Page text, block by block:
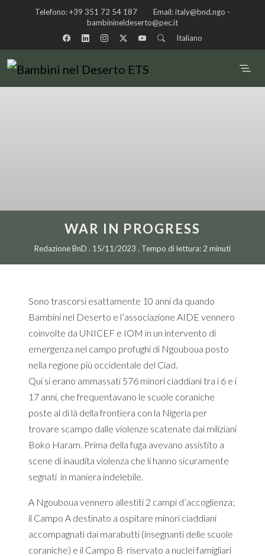
Telefono:+39 351 72 54 187 Email:italy@bnd.ngo -
bambinineldeserto@pec.it
Italiano
WAR IN PROGRESS
Redazione BnD . 15/11/2023 . Tempo di lettura: 2 minuti
Sono trascorsi esattamente 10 anni da quando
Bambini nel Deserto e l’associazione AIDE vennero
coinvolte da UNICEF e IOM in un intervento di
emergenza nel campo profughi di Ngouboua posto
nella regione più occidentale del Ciad.
Qui si erano ammassati 576 minori ciaddiani tra i 6 e i
17 anni, che frequentavano le scuole coraniche
poste al di là della frontiera con la Nigeria per
trovare scampo dalle violenze scatenate dai miliziani
Boko Haram. Prima della fuga avevano assistito a
scene di inaudita violenza che li hanno sicuramente
segnati in maniera indelebile.
A Ngouboua vennero allestiti 2 campi d’accoglienza;
il Campo A destinato a ospitare minori ciaddiani
accompagnati dai marabutti (insegnanti delle scuole
coraniche) e il Campo B riservato a nuclei famigliari